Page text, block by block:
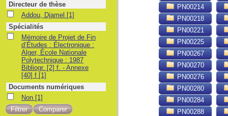
PN00214
PN00218
PN00221
PN00225
PN00267
PN00270
PN00276
PN00280
PN00284
PN00288
Directeur de thèse
Addou, Djamel
Addou, Djamel [1]
Spécialités
Mémoire de Projet de Fin d’Études : Électronique : Alger, École
Mémoire de Projet de Fin
d’Études : Électronique :
Alger, École Nationale
Polytechnique : 1987
Bibliogr. [2] f. - Annexe
[40] f [1]
Documents numériques
Non
Non [1]